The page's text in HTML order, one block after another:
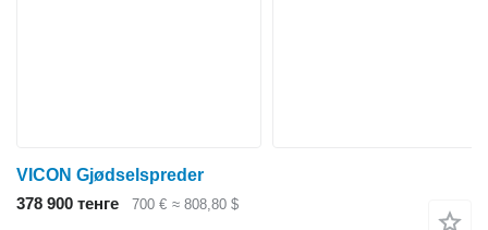
VICON Gjødselspreder
378 900 тенге
700 € ≈ 808,80 $